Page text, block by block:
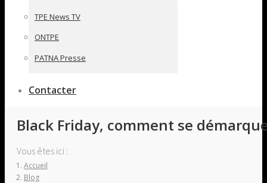
TPE News TV
ONTPE
PATNA Presse
Contacter
Black Friday, comment se
Vous êtes ici :
Accueil
Blog